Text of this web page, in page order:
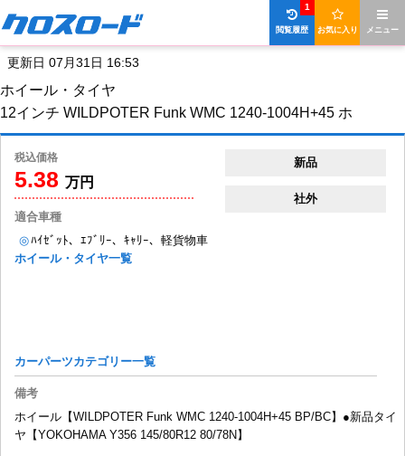
メニュー
お気に入り
閲覧履歴
1
更新日 07月31日 16:53
ホイール・タイヤ
12インチ WILDPOTER Funk WMC 1240-1004H+45 ホ
税込価格
5.38 万円
新品
社外
適合車種
◎ﾊｲｾﾞｯﾄ、ｴﾌﾞﾘｰ、ｷｬﾘｰ、軽貨物車
ホイール・タイヤ一覧
カーパーツカテゴリー一覧
備考
ホイール【WILDPOTER Funk WMC 1240-1004H+45 BP/BC】●新品タイ
ヤ【YOKOHAMA Y356 145/80R12 80/78N】